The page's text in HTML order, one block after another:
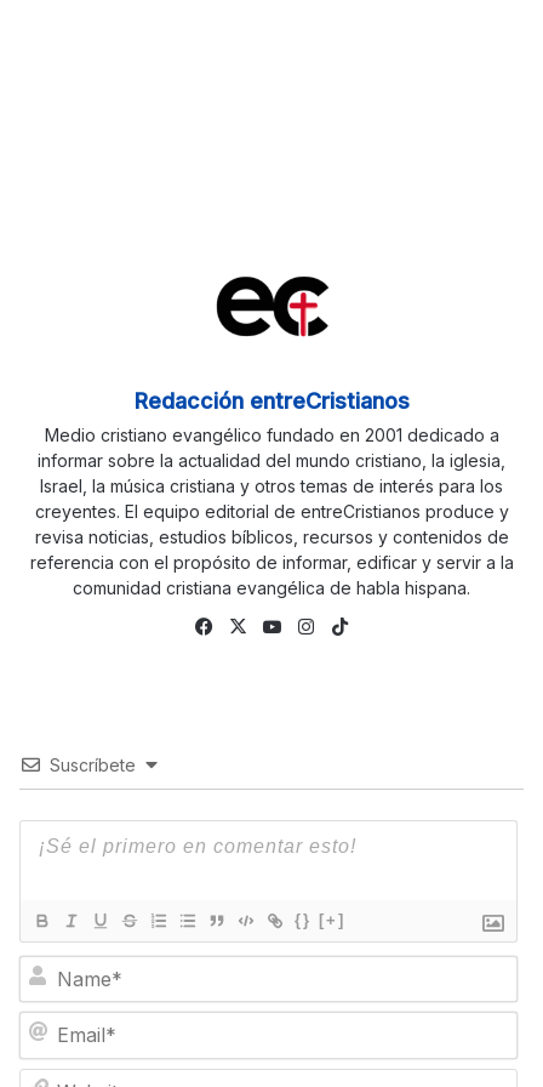
Redacción entreCristianos
Medio cristiano evangélico fundado en 2001 dedicado a
informar sobre la actualidad del mundo cristiano, la iglesia,
Israel, la música cristiana y otros temas de interés para los
creyentes. El equipo editorial de entreCristianos produce y
revisa noticias, estudios bíblicos, recursos y contenidos de
referencia con el propósito de informar, edificar y servir a la
comunidad cristiana evangélica de habla hispana.
Facebook
X YouTubeInstagram
Suscríbete
{} [+]
m
a